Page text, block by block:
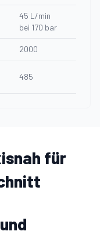
45 L/min
bei 170 bar
2000
485
für